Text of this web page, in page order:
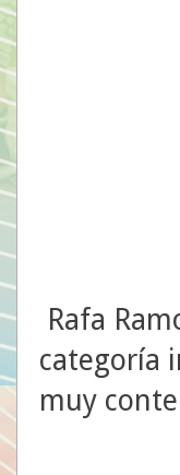
Rafa
categoría
muy